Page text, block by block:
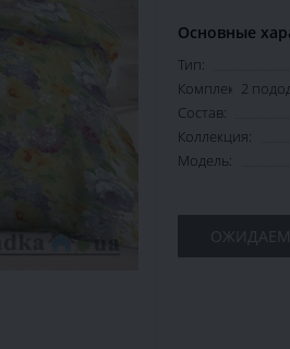
Основные
Тип:
Комплектация:
2
Состав:
Коллекция:
Модель: